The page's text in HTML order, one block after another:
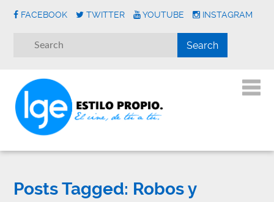
FACEBOOK TWITTER YOUTUBE INSTAGRAM
Posts Tagged: Robos y